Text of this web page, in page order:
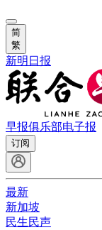
简
繁
新明日报
早报俱乐部电子报
订阅
最新
新加坡
民生民声